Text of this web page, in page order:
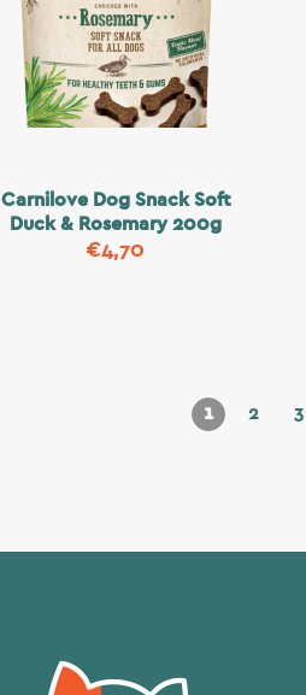
Carnilove Dog Snack Soft
Duck & Rosemary 200g
€4,70
1 2 3